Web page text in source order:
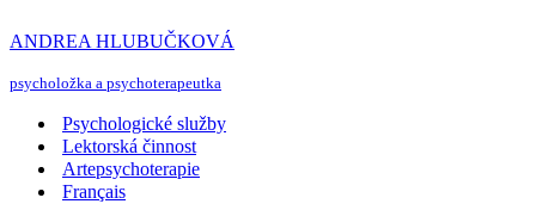
ANDREA HLUBUČKOVÁ
psycholožka a psychoterapeutka
Psychologické služby
Lektorská činnost
Artepsychoterapie
Français